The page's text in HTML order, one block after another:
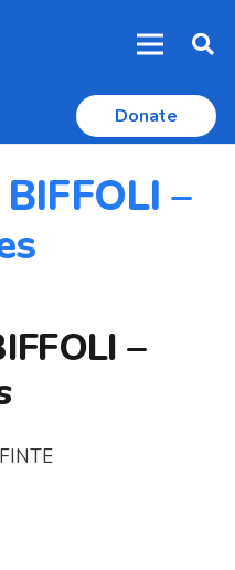
Donate
–
–